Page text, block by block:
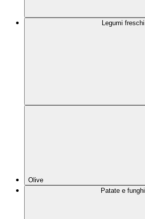
Legumi freschi
Olive
Patate e funghi